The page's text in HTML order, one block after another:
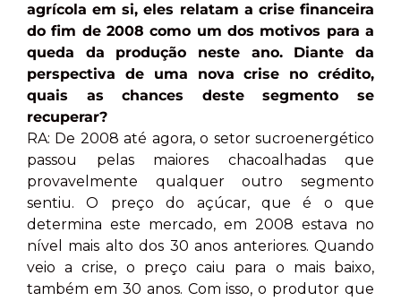
agrícola em si, eles relatam a crise financeira
do fim de 2008 como um dos motivos para a
queda da produção neste ano. Diante da
perspectiva de uma nova crise no crédito,
quais as chances deste segmento se
recuperar?
RA: De 2008 até agora, o setor sucroenergético
passou pelas maiores chacoalhadas que
provavelmente qualquer outro segmento
sentiu. O preço do açúcar, que é o que
determina este mercado, em 2008 estava no
nível mais alto dos 30 anos anteriores. Quando
veio a crise, o preço caiu para o mais baixo,
também em 30 anos. Com isso, o produtor que